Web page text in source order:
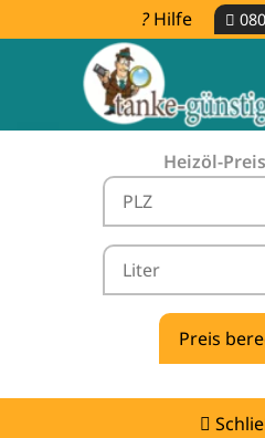
Hilfe
Heizöl-
Heizölpreise
vergleichen & günstig